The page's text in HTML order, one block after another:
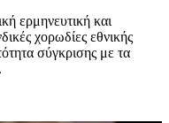
ερμηνευτική και
χορωδίες εθνικής
σύγκρισης με τα